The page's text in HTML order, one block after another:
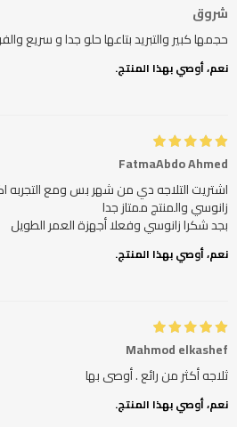
شروق
حجمها كبير والتبريد بتاعها حلو جدا و سريع
نعم، أوصي بهذا المنتج.
FatmaAbdo Ahmed
اشتريت التلاجه دي من شهر بس ومع
بجد شكرا زانوسي وفعلا أجهزة العمر الطويل
نعم، أوصي بهذا المنتج.
Mahmod elkashef
ثلاجه أكثر من رائع . أوصى بها
نعم، أوصي بهذا المنتج.